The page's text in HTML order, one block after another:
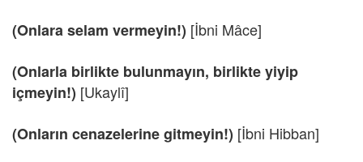
(Onlara selam vermeyin!) [İbni Mâce]
(Onlarla birlikte bulunmayın, birlikte yiyip
içmeyin!) [Ukaylî]
(Onların cenazelerine gitmeyin!) [İbni Hibban]